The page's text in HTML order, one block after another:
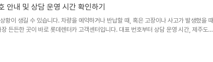
뇌졸중의 위험을 감소시키는 데 큰 역할을 합니다.
보 걷기는 체중과 속도에 따라 300~500칼..
안내 및 상담 운영 시간 확인하기
황이 생길 수 있습니다. 차량을 예약하거나 반납할 때, 혹은 고장이나 사고가 발생했을 때
든든한 곳이 바로 롯데렌터카 고객센터입니다. 대표 번호부터 상담 운영 시간, 제주도
정리해드릴게요. 고객센터 전화번호 및 상담 운영 시간롯데렌터카 고객센터 대표 번호는